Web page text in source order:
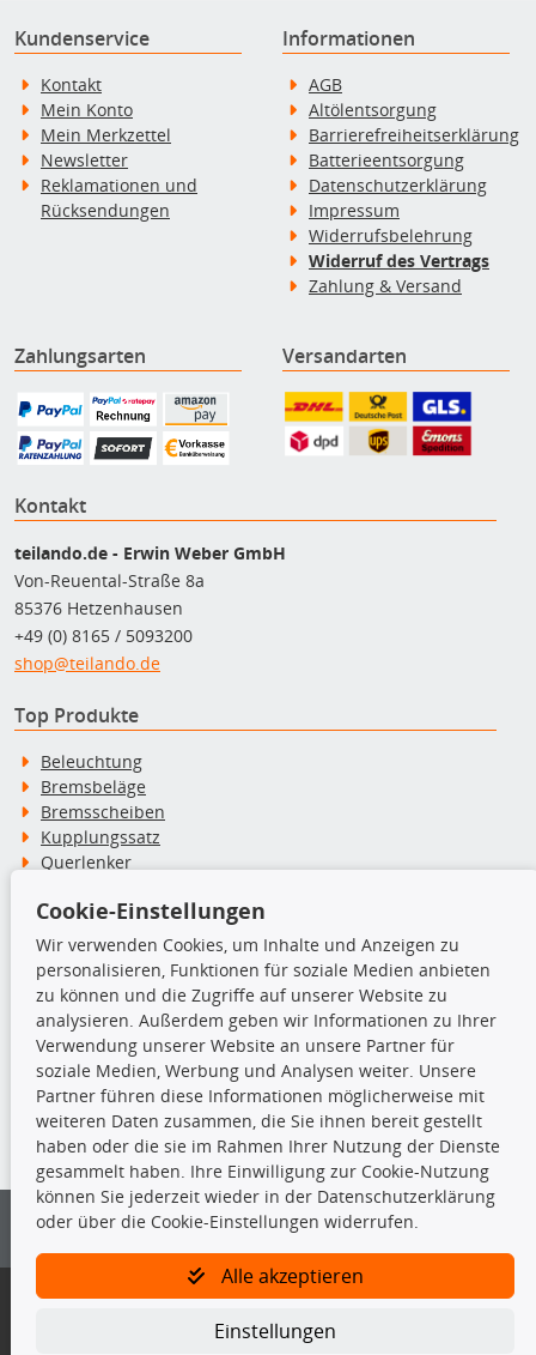
Kundenservice
Kontakt
Mein Konto
Mein Merkzettel
Newsletter
Reklamationen und
Rücksendungen
Informationen
AGB
Altölentsorgung
Barrierefreiheitserklärung
Batterieentsorgung
Datenschutzerklärung
Impressum
Widerrufsbelehrung
Widerruf des Vertrags
Zahlung & Versand
Zahlungsarten Versandarten
Kontakt
teilando.de - Erwin Weber GmbH
Von-Reuental-Straße 8a
85376 Hetzenhausen
+49 (0) 8165 / 5093200
shop@teilando.de
Top Produkte
Beleuchtung
Bremsbeläge
Bremsscheiben
Kupplungssatz
Querlenker
Stoßdämpfer
TecDoc Inside
Die hier angezeigten Daten insbesondere die gesamte Datenbank dürfen
nicht kopiert werden.
Es ist zu unterlassen, die Daten oder die gesamte Datenbank ohne
vorherige Zustimmung von TecDoc zu vervielfältigen, zu verbreiten
und/oder diese Handlungen durch Dritte ausführen zu lassen. Ein
Bitte prüfen Sie, ob das über unseren Onlineshop identifizierte Ersatzteil
Gegebenenfalls sind ergänzende Informationen notwendig, um
Cookie-Einstellungen
Wir verwenden Cookies, um Inhalte und Anzeigen zu
personalisieren, Funktionen für soziale Medien anbieten
zu können und die Zugriffe auf unserer Website zu
analysieren. Außerdem geben wir Informationen zu Ihrer
Verwendung unserer Website an unsere Partner für
soziale Medien, Werbung und Analysen weiter. Unsere
Partner führen diese Informationen möglicherweise mit
weiteren Daten zusammen, die Sie ihnen bereit gestellt
haben oder die sie im Rahmen Ihrer Nutzung der Dienste
gesammelt haben. Ihre Einwilligung zur Cookie-Nutzung
können Sie jederzeit wieder in der Datenschutzerklärung
oder über die Cookie-Einstellungen widerrufen.
Alle akzeptieren
Einstellungen